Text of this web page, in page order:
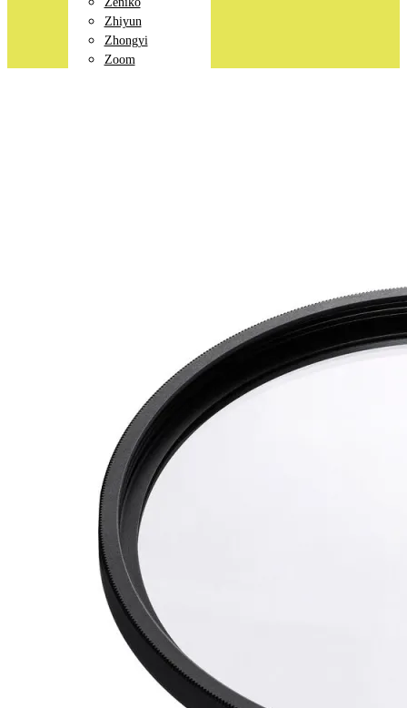
Zhiyun
Zhongyi
Zoom